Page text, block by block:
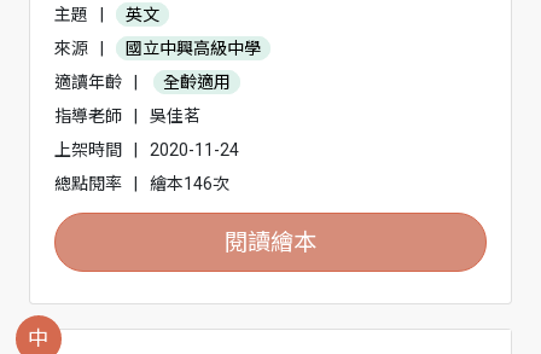
主題
英文
來源
國立中興高級中學
適讀年齡
全齡適用
指導老師
吳佳茗
上架時間
2020-11-24
總點閱率
繪本146次
閱讀繪本
中